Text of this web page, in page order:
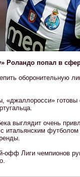
Роландо попал в
оборонительную
«джаллоросси»
выглядит очень
итальянским
Лиги чемпионов